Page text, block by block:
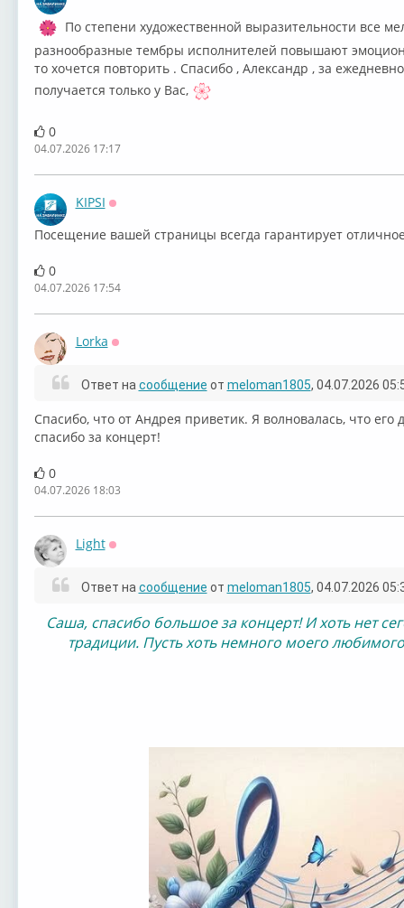
По степени художественной выразительности все
разнообразные тембры исполнителей повышают
то хочется повторить . Спасибо , Александр , за
получается только у Вас,
0
04.07.2026 17:17
KIPSI
Посещение вашей страницы ⁣всегда гарантирует
0
04.07.2026 17:54
Lorka
Ответ на сообщение от meloman1805, 04.07.2026
Спасибо, что от Андрея приветик. Я волновалась, что
спасибо за концерт!
0
04.07.2026 18:03
Light
Ответ на сообщение от meloman1805, 04.07.2026
Саша, спасибо большое за концерт! И хоть нет
традиции. Пусть хоть немного моего